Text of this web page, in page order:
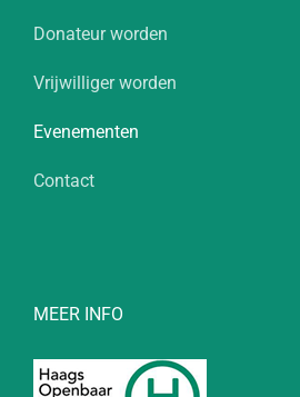
Donateur worden
Vrijwilliger worden
Evenementen
Contact
MEER INFO